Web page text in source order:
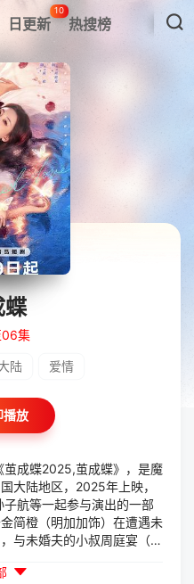
日更新
10
热搜榜
蝶
06集
陆 爱情
播放
茧成蝶2025,茧成蝶》，是魔
大陆地区，2025年上映，
航等一起参与演出的一部
简橙（明加加饰）在遭遇未
与未婚夫的小叔周庭宴（孙
彼此救赎的真爱。简橙在周